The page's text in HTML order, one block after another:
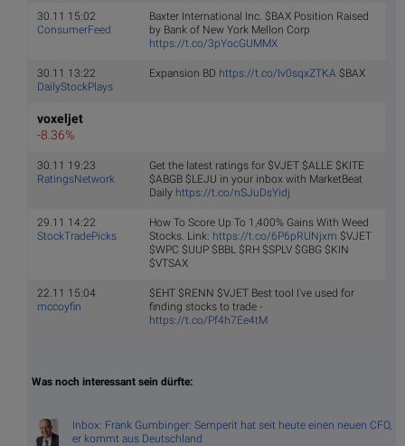
30.11 15:02
ConsumerFeed
Baxter International Inc. $BAX Position Raised
by Bank of New York Mellon Corp
https://t.co/3pYocGUMMX
30.11 13:22
DailyStockPlays
Expansion BD https://t.co/lv0sqxZTKA $BAX
voxeljet
-8.36%
30.11 19:23
RatingsNetwork
Get the latest ratings for $VJET $ALLE $KITE
$ABGB $LEJU in your inbox with MarketBeat
Daily https://t.co/nSJuDsYidj
29.11 14:22
StockTradePicks
How To Score Up To 1,400% Gains With Weed
Stocks. Link: https://t.co/6P6pRUNjxm $VJET
$WPC $UUP $BBL $RH $SPLV $GBG $KIN
$VTSAX
22.11 15:04
mccoyfin
$EHT $RENN $VJET Best tool I've used for
finding stocks to trade -
https://t.co/Pf4h7Ee4tM
Was noch interessant sein dürfte:
Inbox: Frank Gumbinger: Semperit hat seit heute einen neuen CFO,
er kommt aus Deutschland